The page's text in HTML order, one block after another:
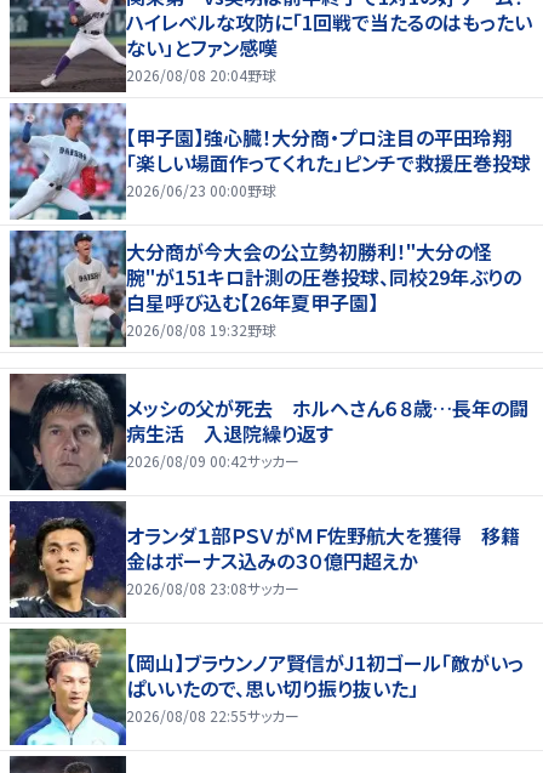
ハイレベルな攻防に「1回戦で当たるのはもったい
ない」とファン感嘆
2026/08/08 20:04野球
【甲子園】強心臓！大分商・プロ注目の平田玲翔
「楽しい場面作ってくれた」ピンチで救援圧巻投球
2026/06/23 00:00野球
大分商が今大会の公立勢初勝利！"大分の怪
腕"が151キロ計測の圧巻投球、同校29年ぶりの
白星呼び込む【26年夏甲子園】
2026/08/08 19:32野球
メッシの父が死去 ホルヘさん６８歳…長年の闘
病生活 入退院繰り返す
2026/08/09 00:42サッカー
オランダ１部ＰＳＶがＭＦ佐野航大を獲得 移籍
金はボーナス込みの３０億円超えか
2026/08/08 23:08サッカー
【岡山】ブラウンノア賢信がJ1初ゴール「敵がいっ
ぱいいたので、思い切り振り抜いた」
2026/08/08 22:55サッカー